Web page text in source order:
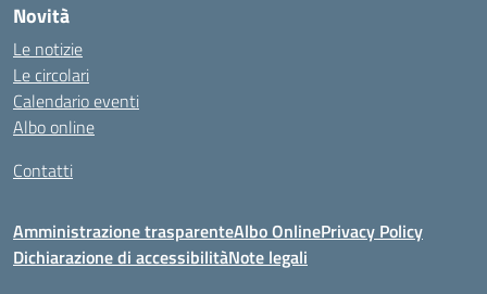
Novità
Le notizie
Le circolari
Calendario eventi
Albo online
Contatti
Amministrazione trasparenteAlbo OnlinePrivacy Policy
Dichiarazione di accessibilitàNote legali